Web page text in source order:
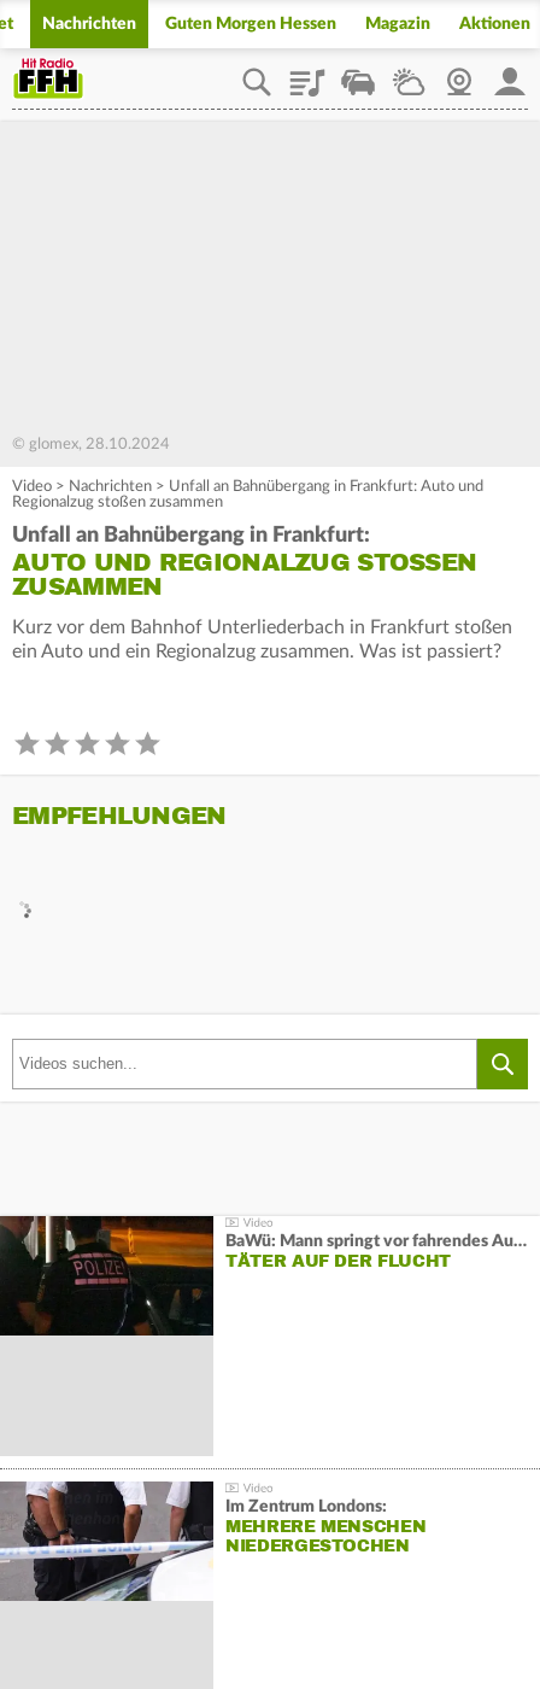
Nachrichten Guten Morgen Hessen Magazin Aktionen
PlaylistStaupilotWetterWebcam
© glomex, 28.10.2024
Video > Nachrichten > Unfall an Bahnübergang in Frankfurt: Auto und
Regionalzug stoßen zusammen
Unfall an Bahnübergang in Frankfurt:
AUTO UND REGIONALZUG STOSSEN Z
USAMMEN
Kurz vor dem Bahnhof Unterliederbach in Frankfurt stoßen
ein Auto und ein Regionalzug zusammen. Was ist passiert?
EMPFEHLUNGEN
BaWü: Mann springt vor fahrendes Auto und schießt
TÄTER AUF DER FLUCHT
Im Zentrum Londons:
MEHRERE MENSCHEN
NIEDERGESTOCHEN